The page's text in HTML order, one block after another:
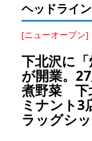
ヘッドライン
[ニューオープン]
下北沢に「
が開業。
煮野菜 下
ミナント3
ラッグシ